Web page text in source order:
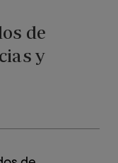
de
y